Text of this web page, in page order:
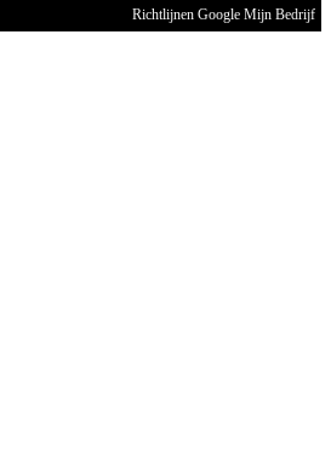
Richtlijnen Google Mijn Bedrijf